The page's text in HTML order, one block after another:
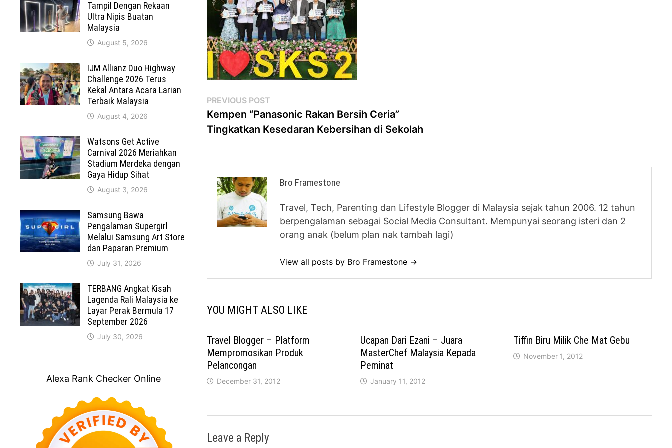
Post
navigation
PREVIOUS POST
post:
Kempen “Panasonic Rakan Bersih Ceria”
Tingkatkan Kesedaran Kebersihan di Sekolah
Bro Framestone
Travel, Tech, Parenting dan Lifestyle Blogger di Malaysia sejak tahun 2006. 12 tahun
berpengalaman sebagai Social Media Consultant. Mempunyai seorang isteri dan 2
orang anak (belum plan nak tambah lagi)
View all posts by Bro Framestone →
YOU MIGHT ALSO LIKE
Travel Blogger – Platform
Mempromosikan Produk
Pelancongan
December 31, 2012
Ucapan Dari Ezani – Juara
MasterChef Malaysia Kepada
Peminat
January 11, 2012
Tiffin Biru Milik Che Mat Gebu
November 1, 2012
Leave a Reply
Tampil Dengan Rekaan
Ultra Nipis Buatan
Malaysia
August 5, 2026
IJM Allianz Duo Highway
Challenge 2026 Terus
Kekal Antara Acara Larian
Terbaik Malaysia
August 4, 2026
Watsons Get Active
Carnival 2026 Meriahkan
Stadium Merdeka dengan
Gaya Hidup Sihat
August 3, 2026
Samsung Bawa
Pengalaman Supergirl
Melalui Samsung Art Store
dan Paparan Premium
July 31, 2026
TERBANG Angkat Kisah
Lagenda Rali Malaysia ke
Layar Perak Bermula 17
September 2026
July 30, 2026
Alexa Rank Checker Online